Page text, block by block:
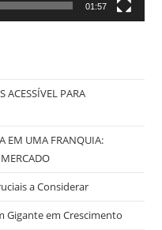
01:57
PARA
EM UMA FRANQUIA:
a Considerar
Gigante em Crescimento